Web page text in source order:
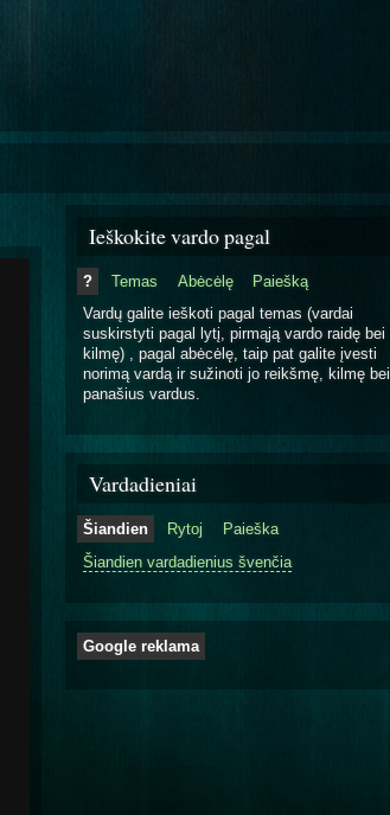
Ieškokite vardo pagal
? Temas Abėcėlę
Paiešką
Vardų galite ieškoti pagal temas (vardai
suskirstyti pagal lytį, pirmąją vardo raidę bei
kilmę) , pagal abėcėlę, taip pat galite įvesti
norimą vardą ir sužinoti jo reikšmę, kilmę bei
panašius vardus.
Vardadieniai
Šiandien Rytoj
Paieška
Šiandien vardadienius švenčia
Google reklama